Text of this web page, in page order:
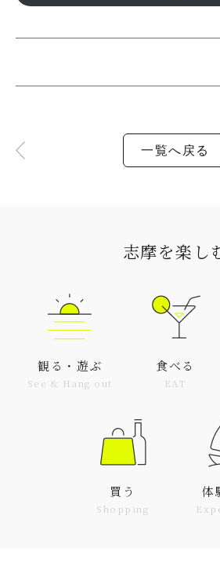
一覧へ戻る
志摩を楽し
観る・遊ぶ
See & Hang out
食べる
EAT
買う
Shopping
体